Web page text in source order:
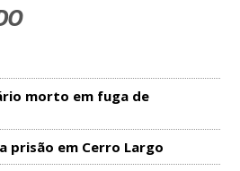
morto em fuga de
prisão em Cerro Largo